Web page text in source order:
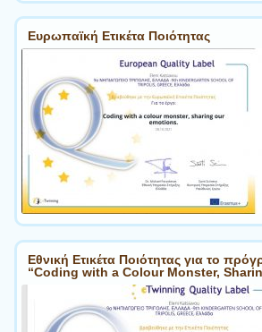
Ευρωπαϊκή Ετικέτα Ποιότητας
Εθνική Ετικέτα Ποιότητας για το
“Coding with a Colour Monster,